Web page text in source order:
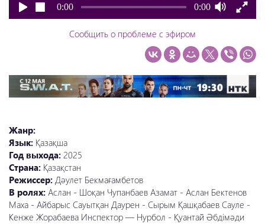
0:00 0:00
Сообщить о проблеме с эфиром
Жанр:
Язык: Қазақша
Год выхода: 2025
Страна: Қазақстан
Режиссер: Дәулет Бекмағамбетов
В ролях: Аслан - Шоқан Чупанбаев Азамат - Аслан Бектенов
Маха - Айбарыс Сауытқан Даурен - Сырым Қашқабаев Сауле -
Кенже Жорабаева Инспектор — Нурбол - Қуантай Әбдімәди